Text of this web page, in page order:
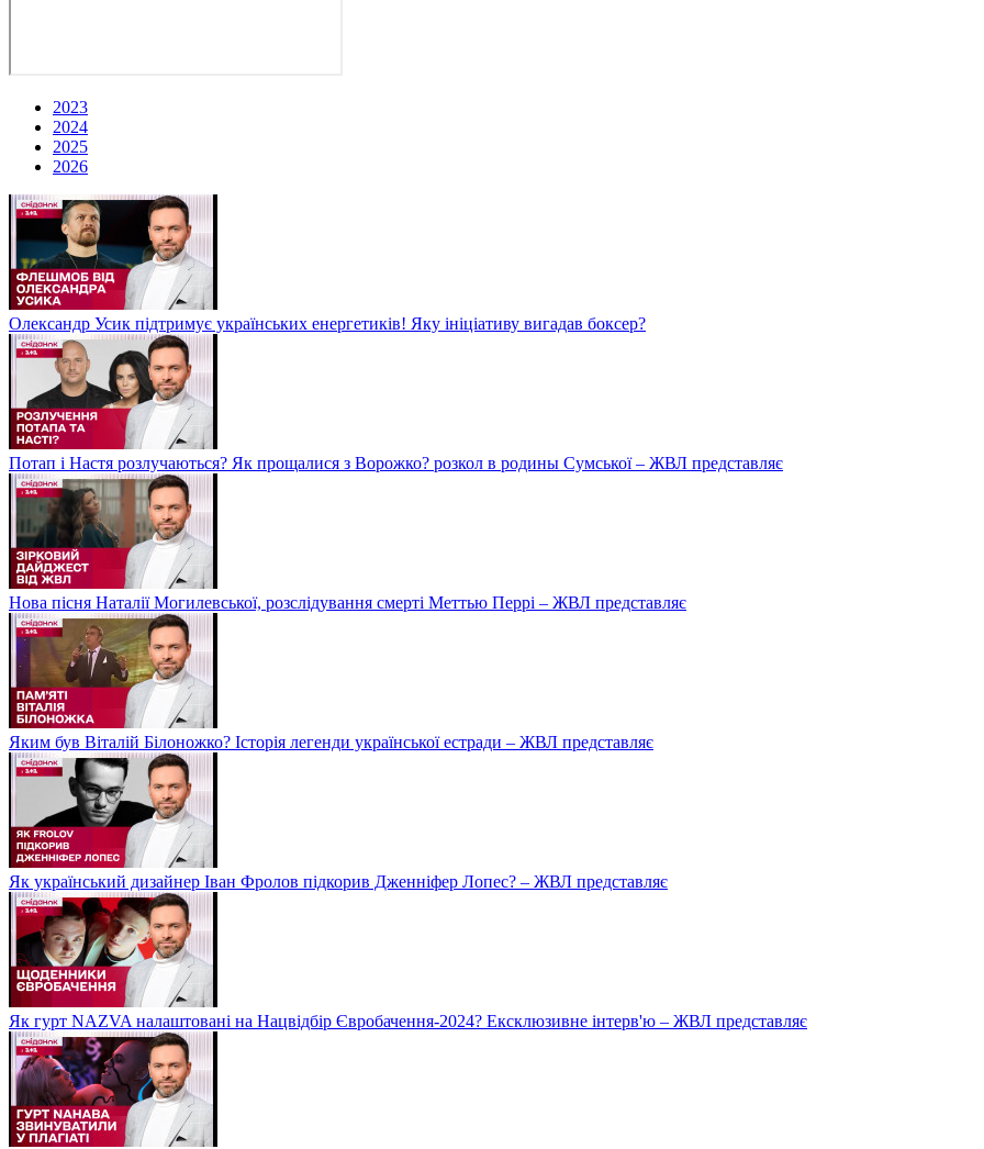
2023
2024
2025
2026
Олександр Усик підтримує українських енергетиків! Яку ініціативу вигадав боксер?
Потап і Настя розлучаються? Як прощалися з Ворожко? розкол в родины Сумської – ЖВЛ представляє
Нова пісня Наталії Могилевської, розслідування смерті Меттью Перрі – ЖВЛ представляє
Яким був Віталій Білоножко? Історія легенди української естради – ЖВЛ представляє
Як український дизайнер Іван Фролов підкорив Дженніфер Лопес? – ЖВЛ представляє
Як гурт NAZVA налаштовані на Нацвідбір Євробачення-2024? Ексклюзивне інтерв'ю – ЖВЛ представляє